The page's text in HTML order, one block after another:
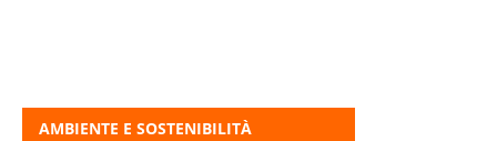
AMBIENTE E SOSTENIBILITÀ